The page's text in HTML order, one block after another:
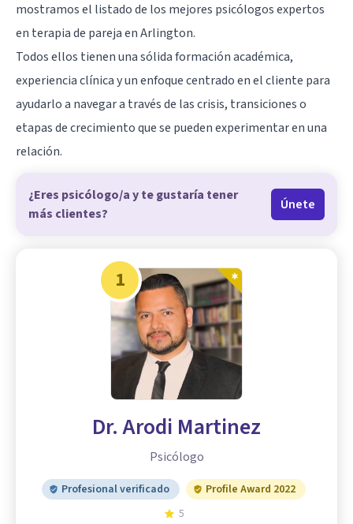
mostramos el listado de los mejores psicólogos expertos
en terapia de pareja en Arlington.
Todos ellos tienen una sólida formación académica,
experiencia clínica y un enfoque centrado en el cliente para
ayudarlo a navegar a través de las crisis, transiciones o
etapas de crecimiento que se pueden experimentar en una
relación.
¿Eres psicólogo/a y te gustaría tener
más clientes?
Únete
1
Dr. Arodi Martinez
Psicólogo
Profesional verificado
Profile Award 2022
5